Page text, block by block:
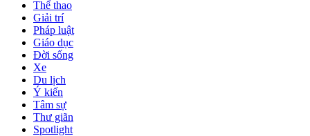
Thể thao
Giải trí
Pháp luật
Giáo dục
Đời sống
Xe
Du lịch
Ý kiến
Tâm sự
Thư giãn
Spotlight